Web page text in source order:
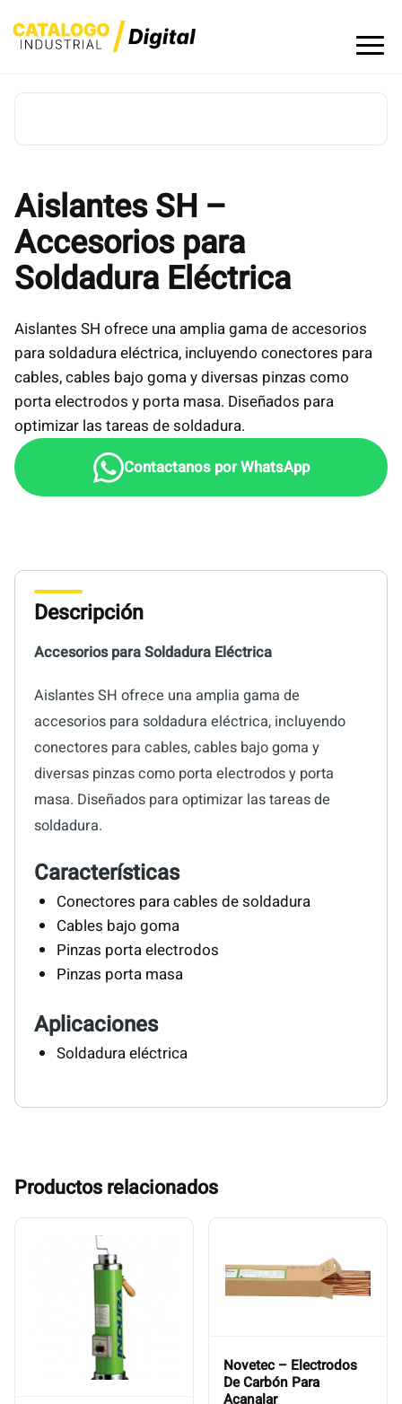
to
Aislantes SH –
Accesorios para
Soldadura Eléctrica
Aislantes SH ofrece una amplia gama de accesorios
para soldadura eléctrica, incluyendo conectores para
cables, cables bajo goma y diversas pinzas como
porta electrodos y porta masa. Diseñados para
optimizar las tareas de soldadura.
Descripción
Accesorios para Soldadura Eléctrica
Aislantes SH ofrece una amplia gama de
accesorios para soldadura eléctrica, incluyendo
conectores para cables, cables bajo goma y
diversas pinzas como porta electrodos y porta
masa. Diseñados para optimizar las tareas de
soldadura.
Características
Conectores para cables de soldadura
Cables bajo goma
Pinzas porta electrodos
Pinzas porta masa
Aplicaciones
Soldadura eléctrica
Productos relacionados
Novetec – Electrodos
De Carbón Para
Acanalar